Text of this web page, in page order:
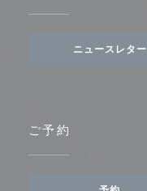
ニュースレター
ご予約